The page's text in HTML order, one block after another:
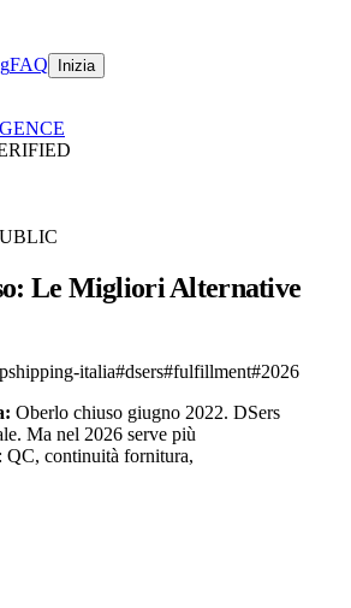
FAQ Inizia
Le Migliori Alternative
italia#dsers#fulfillment#2026
Oberlo chiuso giugno 2022. DSers
Ma nel 2026 serve più
QC, continuità fornitura,